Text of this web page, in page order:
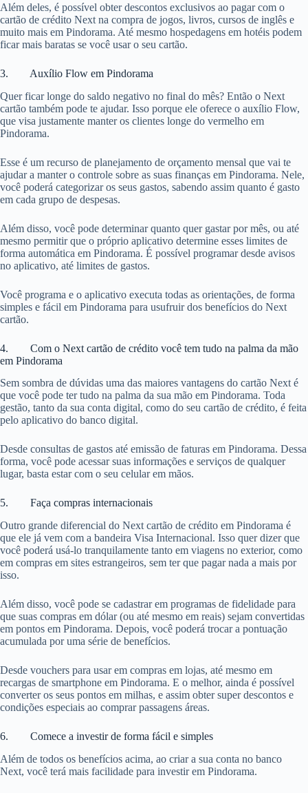
Além deles, é possível obter descontos exclusivos ao pagar com o
cartão de crédito Next na compra de jogos, livros, cursos de inglês e
muito mais em Pindorama. Até mesmo hospedagens em hotéis podem
ficar mais baratas se você usar o seu cartão.
3. Auxílio Flow em Pindorama
Quer ficar longe do saldo negativo no final do mês? Então o Next
cartão também pode te ajudar. Isso porque ele oferece o auxílio Flow,
que visa justamente manter os clientes longe do vermelho em
Pindorama.
Esse é um recurso de planejamento de orçamento mensal que vai te
ajudar a manter o controle sobre as suas finanças em Pindorama. Nele,
você poderá categorizar os seus gastos, sabendo assim quanto é gasto
em cada grupo de despesas.
Além disso, você pode determinar quanto quer gastar por mês, ou até
mesmo permitir que o próprio aplicativo determine esses limites de
forma automática em Pindorama. É possível programar desde avisos
no aplicativo, até limites de gastos.
Você programa e o aplicativo executa todas as orientações, de forma
simples e fácil em Pindorama para usufruir dos benefícios do Next
cartão.
4. Com o Next cartão de crédito você tem tudo na palma da mão
em Pindorama
Sem sombra de dúvidas uma das maiores vantagens do cartão Next é
que você pode ter tudo na palma da sua mão em Pindorama. Toda
gestão, tanto da sua conta digital, como do seu cartão de crédito, é feita
pelo aplicativo do banco digital.
Desde consultas de gastos até emissão de faturas em Pindorama. Dessa
forma, você pode acessar suas informações e serviços de qualquer
lugar, basta estar com o seu celular em mãos.
5. Faça compras internacionais
Outro grande diferencial do Next cartão de crédito em Pindorama é
que ele já vem com a bandeira Visa Internacional. Isso quer dizer que
você poderá usá-lo tranquilamente tanto em viagens no exterior, como
em compras em sites estrangeiros, sem ter que pagar nada a mais por
isso.
Além disso, você pode se cadastrar em programas de fidelidade para
que suas compras em dólar (ou até mesmo em reais) sejam convertidas
em pontos em Pindorama. Depois, você poderá trocar a pontuação
acumulada por uma série de benefícios.
Desde vouchers para usar em compras em lojas, até mesmo em
recargas de smartphone em Pindorama. E o melhor, ainda é possível
converter os seus pontos em milhas, e assim obter super descontos e
condições especiais ao comprar passagens áreas.
6. Comece a investir de forma fácil e simples
Além de todos os benefícios acima, ao criar a sua conta no banco
Next, você terá mais facilidade para investir em Pindorama.